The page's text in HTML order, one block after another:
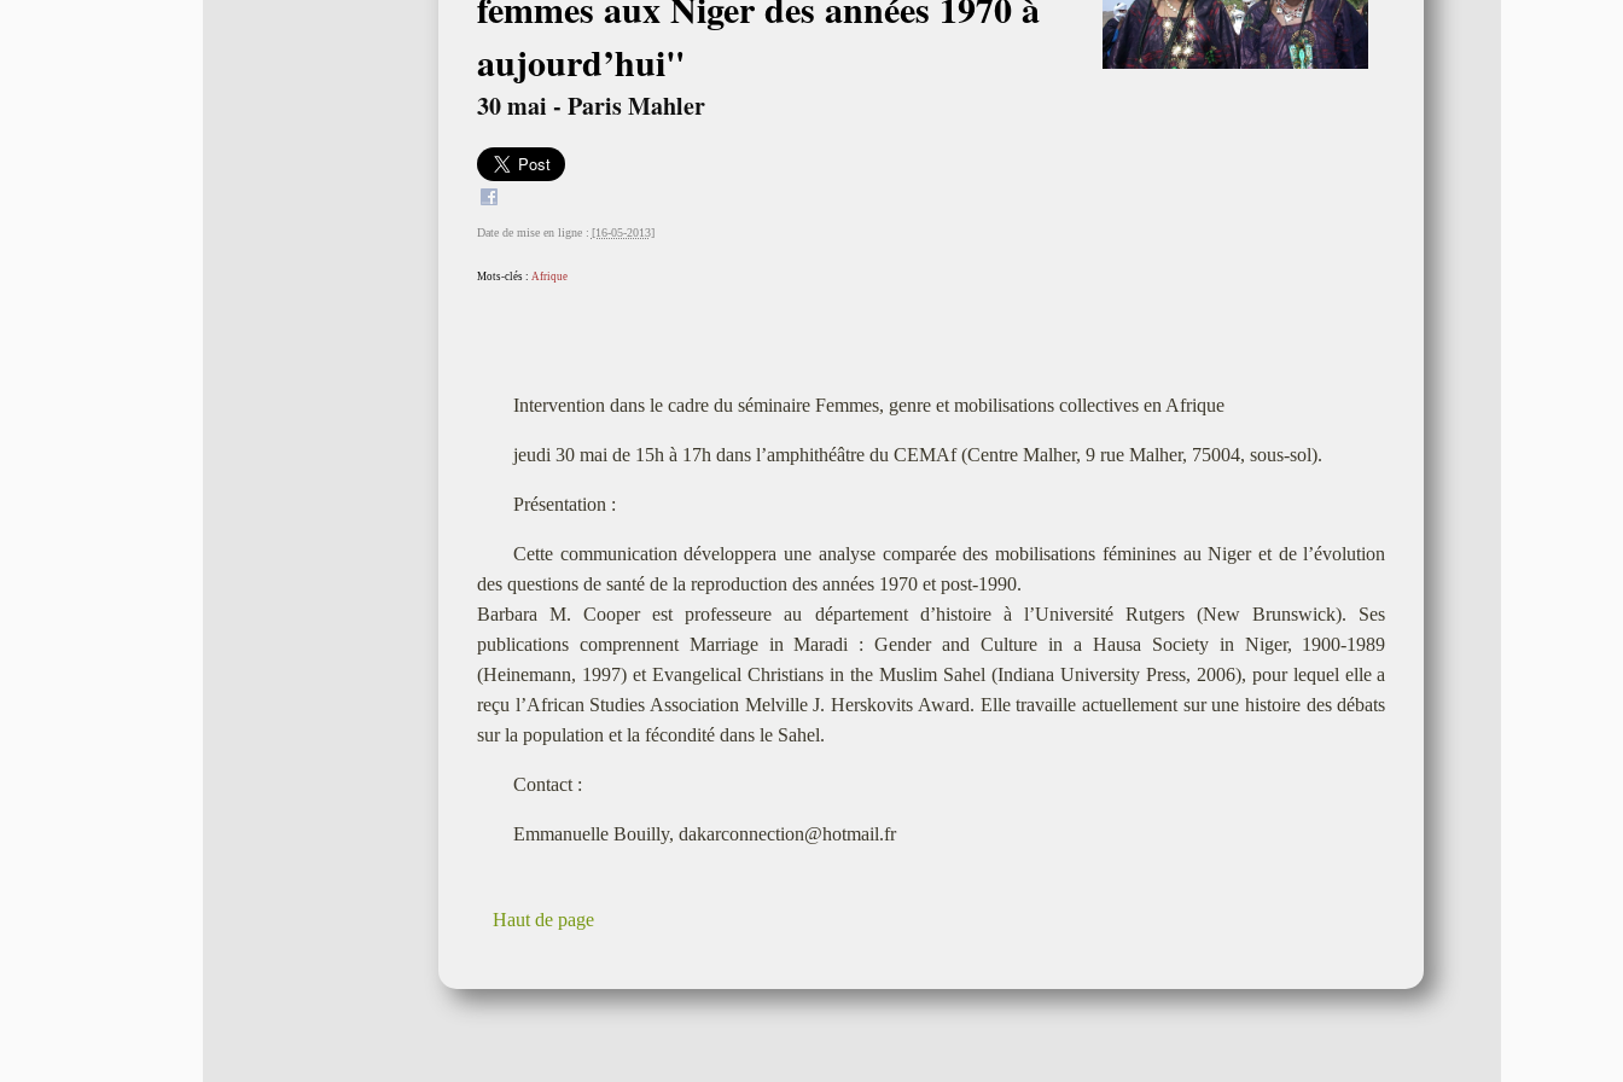
aujourd’hui"
30 mai - Paris Mahler
Date de mise en ligne : [16-05-2013]
Mots-clés : Afrique
Intervention dans le cadre du séminaire Femmes, genre et mobilisations collectives en Afrique
jeudi 30 mai de 15h à 17h dans l’amphithéâtre du CEMAf (Centre Malher, 9 rue Malher, 75004, sous-sol).
Présentation :
Cette communication développera une analyse comparée des mobilisations féminines au Niger et de l’évolution
des questions de santé de la reproduction des années 1970 et post-1990.
Barbara M. Cooper est professeure au département d’histoire à l’Université Rutgers (New Brunswick). Ses
publications comprennent Marriage in Maradi : Gender and Culture in a Hausa Society in Niger, 1900-1989
(Heinemann, 1997) et Evangelical Christians in the Muslim Sahel (Indiana University Press, 2006), pour lequel elle a
reçu l’African Studies Association Melville J. Herskovits Award. Elle travaille actuellement sur une histoire des débats
sur la population et la fécondité dans le Sahel.
Contact :
Emmanuelle Bouilly, dakarconnection@hotmail.fr
Haut de page